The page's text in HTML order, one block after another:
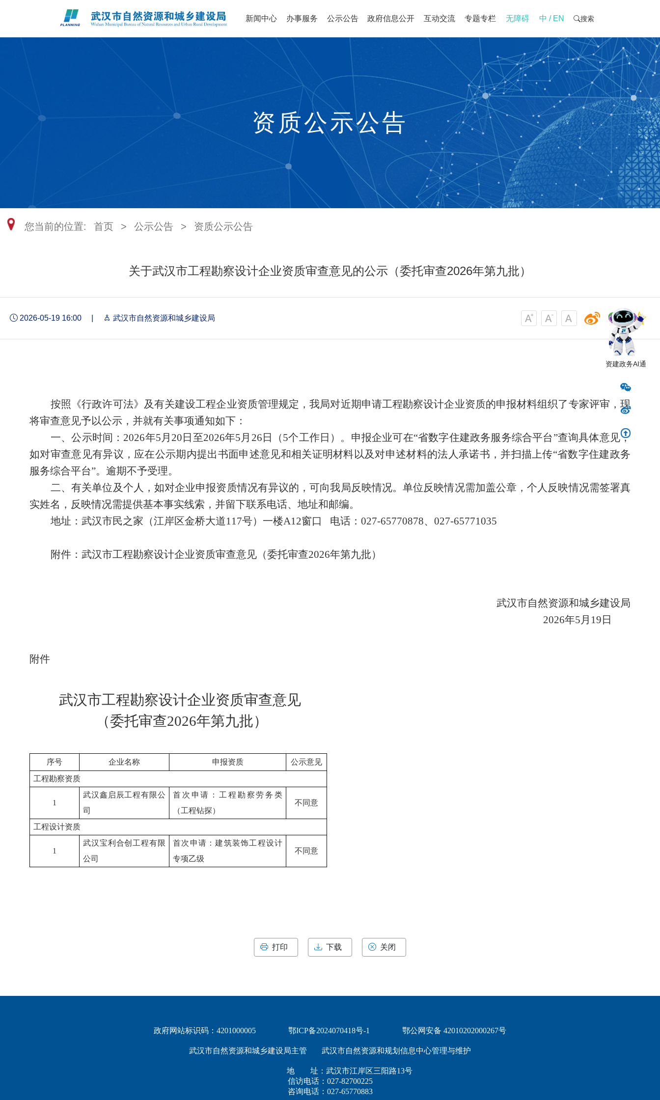
新闻中心 办事服务 公示公告 政府信息公开 互动交流 专题专栏 无障碍 中 / EN 搜索
资建政务AI通
资质公示公告
您当前的位置: 首页 > 公示公告 > 资质公示公告
关于武汉市工程勘察设计企业资质审查意见的公示（委托审查2026年第九批）
2026-05-19 16:00 武汉市自然资源和城乡建设局
按照《行政许可法》及有关建设工程企业资质管理规定，我局对近期申请工程勘察设计企业资质的申报材料组织了专家评审，现
将审查意见予以公示，并就有关事项通知如下：
一、公示时间 ： 2026年5月 20 日至2026年5月 26 日 （5个工作日） 。 申报企业可在“省数字住建政务服务综合平台”查询具体意见，
如对审查意见有异议，应在公示期内提出书面申述意见和相关证明材料以及对申述材料的法人承诺书， 并扫描上传“省数字住建政务
服务综合平台”。 逾期不予受理。
二、有关单位及个人，如对企业申报资质情况有异议的，可向我局反映情况。单位反映情况需加盖公章，个人反映情况需签署真
实姓名，反映情况需提供基本事实线索，并留下联系电话、地址和邮编。
地址：武汉市民之家（江岸区金桥大道117号） 一楼A12窗口 电话： 027-65770878、 027-65771035
附件：武汉市工程勘察设计企业资质审查意见（委托审查2026年第九批）
武汉市自然资源和城乡建设局
2026年5月 19 日
附件
武汉市工程勘察设计企业资质审查意见
（委托审查2026年第九批）
序号 企业名称 申报资质
公示意见
工程勘察资质
1
武汉鑫启辰工程有限公
司
首次申请：工程勘察劳务类
（工程钻探）
不同意
工程设计资质
1
武汉宝利合创工程有限
公司
首次申请：建筑装饰工程设计
专项乙级
不同意
打印 下载 关闭
政府网站标识码：4201000005 鄂ICP备2024070418号-1 鄂公网安备 42010202000267号
武汉市自然资源和城乡建设局主管 武汉市自然资源和规划信息中心管理与维护
地 址：武汉市江岸区三阳路13号
信访电话：027-82700225
咨询电话：027-65770883